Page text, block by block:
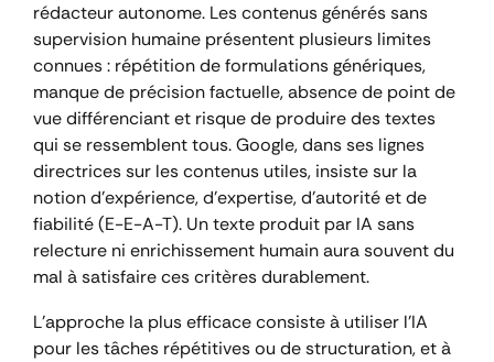
rédacteur autonome. Les contenus générés sans
supervision humaine présentent plusieurs limites
connues : répétition de formulations génériques,
manque de précision factuelle, absence de point de
vue différenciant et risque de produire des textes
qui se ressemblent tous. Google, dans ses lignes
directrices sur les contenus utiles, insiste sur la
notion d’expérience, d’expertise, d’autorité et de
fiabilité (E-E-A-T). Un texte produit par IA sans
relecture ni enrichissement humain aura souvent du
mal à satisfaire ces critères durablement.
L’approche la plus efficace consiste à utiliser l’IA
pour les tâches répétitives ou de structuration, et à